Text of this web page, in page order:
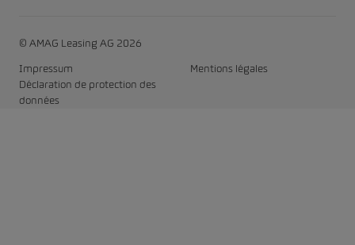
© AMAG Leasing AG 2026
Impressum
Mentions légales
Déclaration de protection des
données